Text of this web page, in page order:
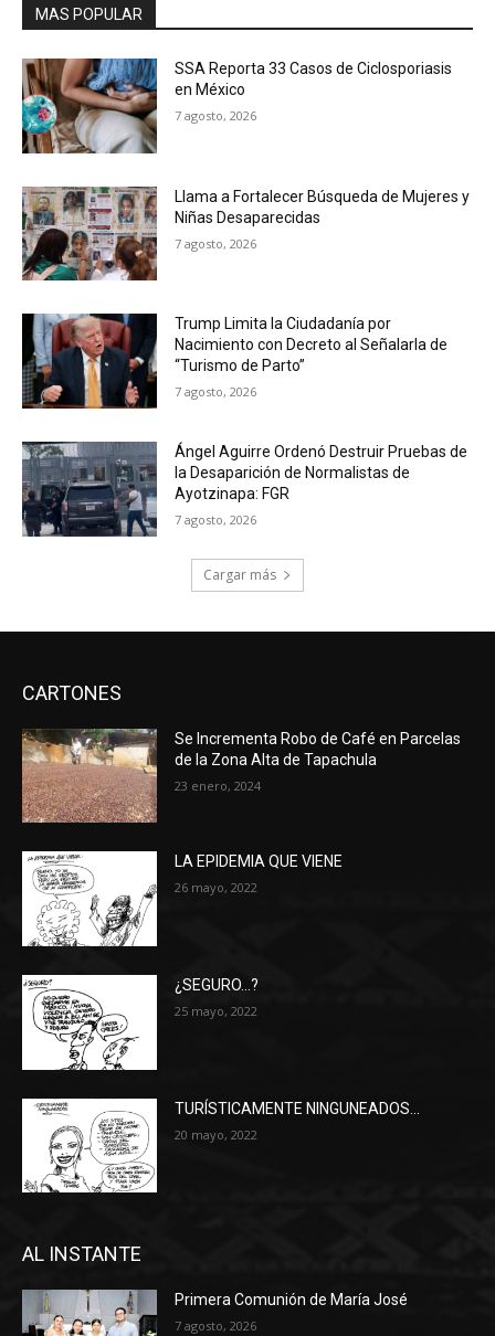
MAS POPULAR
SSA Reporta 33 Casos de Ciclosporiasis
en México
7 agosto, 2026
Llama a Fortalecer Búsqueda de Mujeres y
Niñas Desaparecidas
7 agosto, 2026
Trump Limita la Ciudadanía por
Nacimiento con Decreto al Señalarla de
“Turismo de Parto”
7 agosto, 2026
Ángel Aguirre Ordenó Destruir Pruebas de
la Desaparición de Normalistas de
Ayotzinapa: FGR
7 agosto, 2026
Cargar más
CARTONES
Se Incrementa Robo de Café en Parcelas
de la Zona Alta de Tapachula
23 enero, 2024
LA EPIDEMIA QUE VIENE
26 mayo, 2022
¿SEGURO…?
25 mayo, 2022
TURÍSTICAMENTE NINGUNEADOS…
20 mayo, 2022
AL INSTANTE
Primera Comunión de María José
7 agosto, 2026